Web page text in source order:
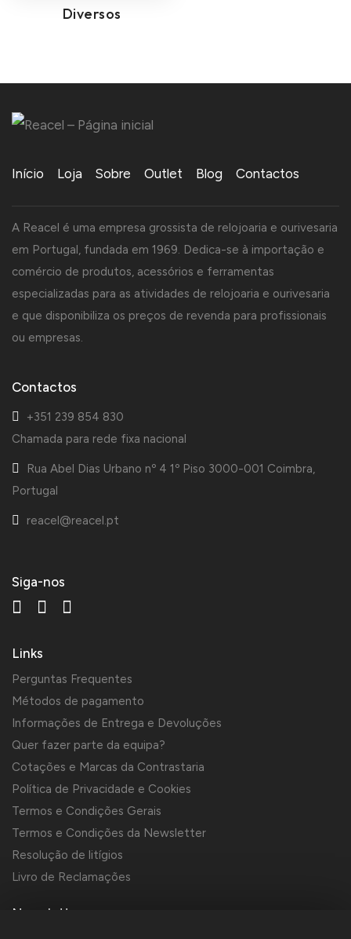
Diversos
Início Loja Sobre Outlet Blog Contactos
A Reacel é uma empresa grossista de relojoaria e ourivesaria
em Portugal, fundada em 1969. Dedica-se à importação e
comércio de produtos, acessórios e ferramentas
especializadas para as atividades de relojoaria e ourivesaria
e que disponibiliza os preços de revenda para profissionais
ou empresas.
Contactos
+351 239 854 830
Chamada para rede fixa nacional
Rua Abel Dias Urbano nº 4 1º Piso 3000-001 Coimbra,
Portugal
reacel@reacel.pt
Siga-nos
Links
Perguntas Frequentes
Métodos de pagamento
Informações de Entrega e Devoluções
Quer fazer parte da equipa?
Cotações e Marcas da Contrastaria
Política de Privacidade e Cookies
Termos e Condições Gerais
Termos e Condições da Newsletter
Resolução de litígios
Livro de Reclamações
Newsletter